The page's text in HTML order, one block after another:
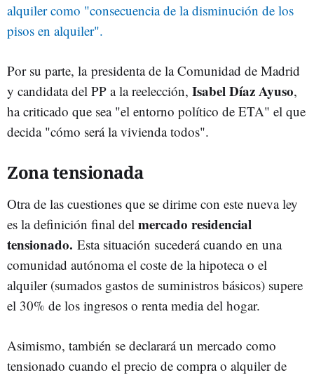
alquiler como "consecuencia de la disminución de los
pisos en alquiler".
Por su parte, la presidenta de la Comunidad de Madrid
y candidata del PP a la reelección, Isabel Díaz Ayuso,
ha criticado que sea "el entorno político de ETA" el que
decida "cómo será la vivienda todos".
Zona tensionada
Otra de las cuestiones que se dirime con este nueva ley
es la definición final del mercado residencial
tensionado. Esta situación sucederá cuando en una
comunidad autónoma el coste de la hipoteca o el
alquiler (sumados gastos de suministros básicos) supere
el 30% de los ingresos o renta media del hogar.
Asimismo, también se declarará un mercado como
tensionado cuando el precio de compra o alquiler de